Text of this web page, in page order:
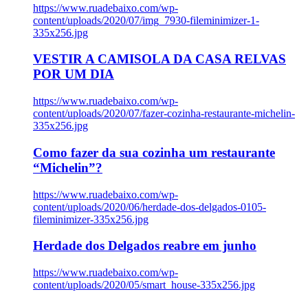
https://www.ruadebaixo.com/wp-
content/uploads/2020/07/img_7930-fileminimizer-1-
335x256.jpg
VESTIR A CAMISOLA DA CASA RELVAS
POR UM DIA
https://www.ruadebaixo.com/wp-
content/uploads/2020/07/fazer-cozinha-restaurante-michelin-
335x256.jpg
Como fazer da sua cozinha um restaurante
“Michelin”?
https://www.ruadebaixo.com/wp-
content/uploads/2020/06/herdade-dos-delgados-0105-
fileminimizer-335x256.jpg
Herdade dos Delgados reabre em junho
https://www.ruadebaixo.com/wp-
content/uploads/2020/05/smart_house-335x256.jpg